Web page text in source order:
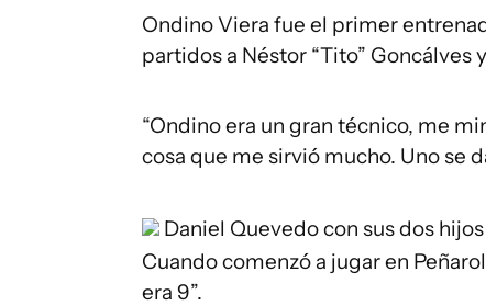
Ondino Viera fue el primer
partidos a Néstor “Tito” Goncálves
“Ondino era un gran técnico, me
cosa que me sirvió mucho. Uno se
Daniel Quevedo con sus dos
Cuando comenzó a jugar en
era 9”.